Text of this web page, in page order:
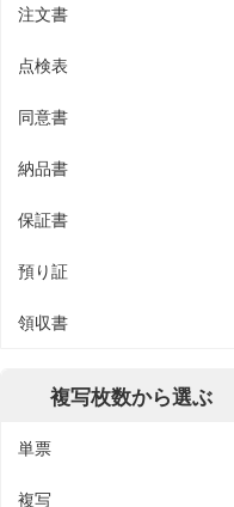
注文書
点検表
同意書
納品書
保証書
預り証
領収書
複写枚数から選ぶ
単票
複写